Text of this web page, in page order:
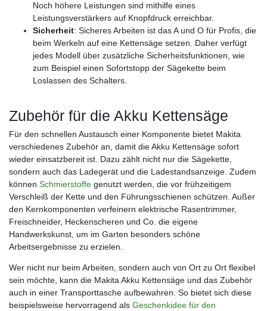
Noch höhere Leistungen sind mithilfe eines
Leistungsverstärkers auf Knopfdruck erreichbar.
Sicherheit: Sicheres Arbeiten ist das A und O für Profis, die
beim Werkeln auf eine Kettensäge setzen. Daher verfügt
jedes Modell über zusätzliche Sicherheitsfunktionen, wie
zum Beispiel einen Sofortstopp der Sägekette beim
Loslassen des Schalters.
Zubehör für die Akku Kettensäge
Für den schnellen Austausch einer Komponente bietet Makita
verschiedenes Zubehör an, damit die Akku Kettensäge sofort
wieder einsatzbereit ist. Dazu zählt nicht nur die Sägekette,
sondern auch das Ladegerät und die Ladestandsanzeige. Zudem
können Schmierstoffe genutzt werden, die vor frühzeitigem
Verschleiß der Kette und den Führungsschienen schützen. Außer
den Kernkomponenten verfeinern elektrische Rasentrimmer,
Freischneider, Heckenscheren und Co. die eigene
Handwerkskunst, um im Garten besonders schöne
Arbeitsergebnisse zu erzielen.
Wer nicht nur beim Arbeiten, sondern auch von Ort zu Ort flexibel
sein möchte, kann die Makita Akku Kettensäge und das Zubehör
auch in einer Transporttasche aufbewahren. So bietet sich diese
beispielsweise hervorragend als Geschenkidee für den